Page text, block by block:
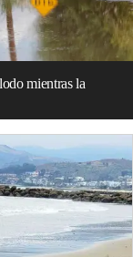
mientras la